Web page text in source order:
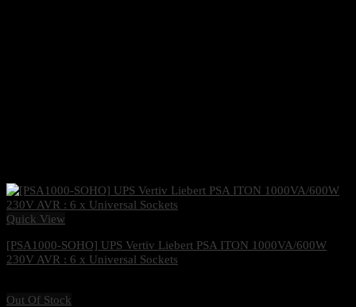
Quick View
[PSA1000-SOHO] UPS Vertiv Liebert PSA ITON 1000VA/600W
230V AVR : 6 x Universal Sockets
Out Of Stock